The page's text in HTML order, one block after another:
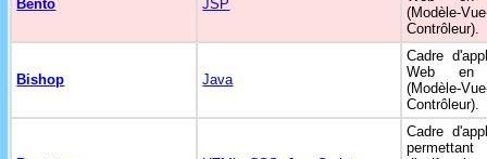
Bento JSP
(Modèle-
Contrôleur).
Bishop Java
Cadre
Web
(Modèle-
Contrôleur).
Cadre
permettant